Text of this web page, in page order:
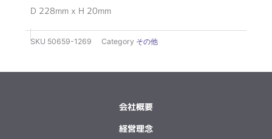
D 228mm x H 20mm
SKU 50659-1269 Category その他
会社概要
経営理念